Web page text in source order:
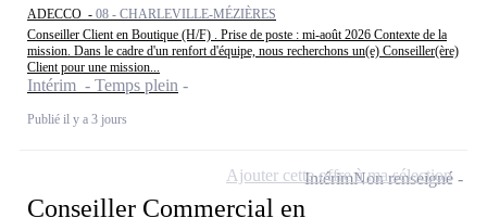
ADECCO - 08 - CHARLEVILLE-MÉZIÈRES
Conseiller Client en Boutique (H/F) . Prise de poste : mi-août 2026 Contexte de la
mission. Dans le cadre d'un renfort d'équipe, nous recherchons un(e) Conseiller(ère)
Client pour une mission...
Intérim - Temps plein
Publié il y a 3 jours
Conseiller Commercial en
IntérimNon renseigné
Ajouter cette offre à ma sélection